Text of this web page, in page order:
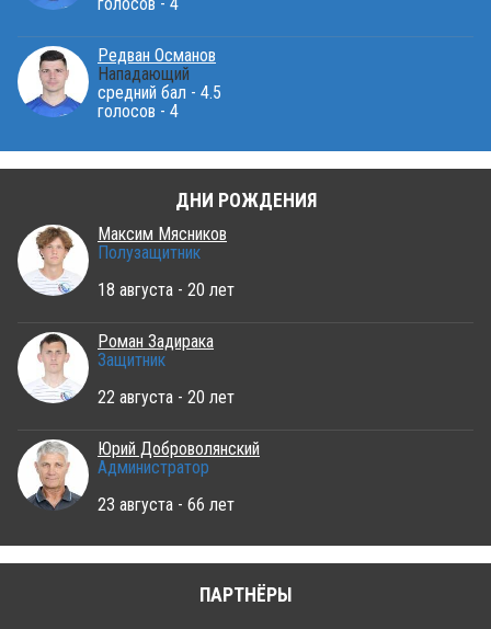
Редван Османов
Нападающий
средний бал - 4.5
голосов - 4
ДНИ РОЖДЕНИЯ
Максим Мясников
Полузащитник
18 августа - 20 лет
Роман Задирака
Защитник
22 августа - 20 лет
Юрий Доброволянский
Администратор
23 августа - 66 лет
ПАРТНЁРЫ